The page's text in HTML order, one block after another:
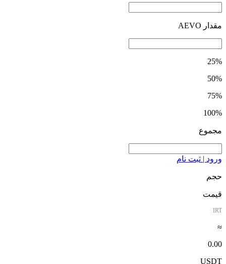
مقدار AEVO
25%
50%
75%
100%
مجموع
ورود | ثبت نام
حجم
قیمت
IRT
≈
0.00
USDT